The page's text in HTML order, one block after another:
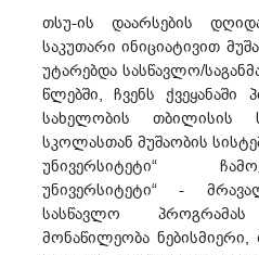
თსუ-ის დაარსების
საკუთარი ინიციატივით
უტარებდა სასწავლო/
წლებში, ჩვენს ქვეყანაში
სახელობის თბილისის
სკოლასთან მუშაობის
უნივერსიტეტი“
უნივერსიტეტი“ -
სასწავლო
მონაწილეობა